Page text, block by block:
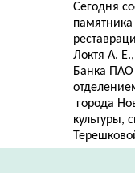
Сегодня
Локтя А.
Банка
города
культуры,